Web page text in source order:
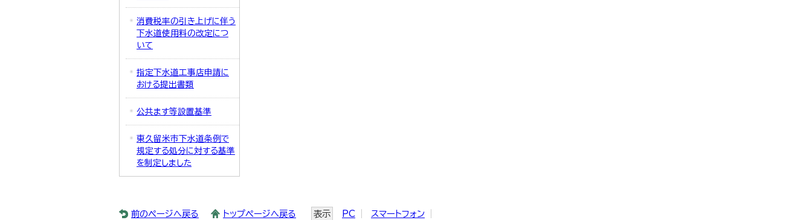
消費税率の引き上げに伴う
下水道使用料の改定につ
いて
指定下水道工事店申請に
おける提出書類
公共ます等設置基準
東久留米市下水道条例で
規定する処分に対する基準
を制定しました
前のページへ戻る トップページへ戻る 表示 PC スマートフォン